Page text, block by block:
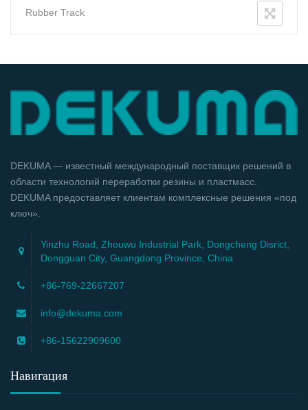
Rubber Track
DEKUMA — известный международный поставщик решений в
области технологий переработки резины и пластмасс.
DEKUMA предоставляет клиентам комплексные решения «под
ключ».
Yinzhu Road, Zhouwu Industrial Park, Dongcheng Disrict,
Dongguan City, Guangdong Province, China
+86-769-22667207
info@dekuma.com
+86-15622909600
Навигация